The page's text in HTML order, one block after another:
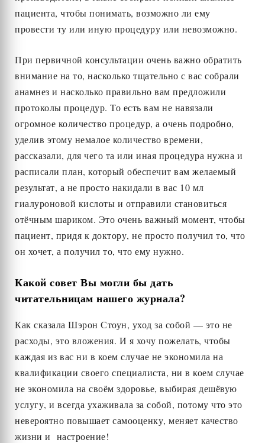
пациента, чтобы понимать, возможно ли ему
провести ту или иную процедуру или невозможно.
При первичной консультации очень важно обратить
внимание на то, насколько тщательно с вас собрали
анамнез и насколько правильно вам предложили
протоколы процедур. То есть вам не навязали
огромное количество процедур, а очень подробно,
уделив этому немалое количество времени,
рассказали, для чего та или иная процедура нужна и
расписали план, который обеспечит вам желаемый
результат, а не просто накидали в вас 10 мл
гиалуроновой кислоты и отправили становиться
отёчным шариком. Это очень важный момент, чтобы
пациент, придя к доктору, не просто получил то, что
он хочет, а получил то, что ему нужно.
Какой совет Вы могли бы дать
читательницам нашего журнала?
Как сказала Шэрон Стоун, уход за собой — это не
расходы, это вложения. И я хочу пожелать, чтобы
каждая из вас ни в коем случае не экономила на
квалификации своего специалиста, ни в коем случае
не экономила на своём здоровье, выбирая дешёвую
услугу, и всегда ухаживала за собой, потому что это
невероятно повышает самооценку, меняет качество
жизни и настроение!